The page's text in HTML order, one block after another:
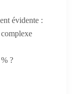
évidente :
?